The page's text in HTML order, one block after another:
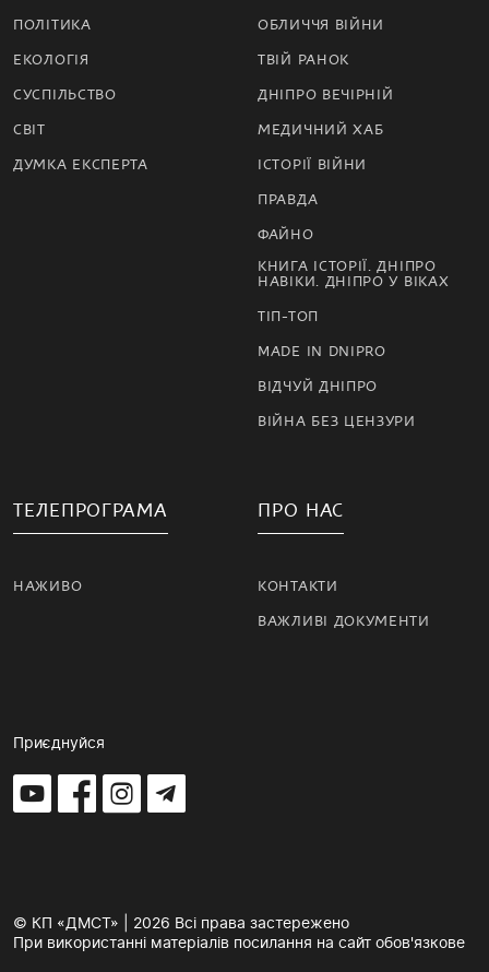
ПОЛІТИКА
ЕКОЛОГІЯ
СУСПІЛЬСТВО
СВІТ
ДУМКА ЕКСПЕРТА
ОБЛИЧЧЯ ВІЙНИ
ТВІЙ РАНОК
ДНІПРО ВЕЧІРНІЙ
МЕДИЧНИЙ ХАБ
ІСТОРІЇ ВІЙНИ
ПРАВДА
ФАЙНО
КНИГА ІСТОРІЇ. ДНІПРО
НАВІКИ. ДНІПРО У ВІКАХ
ТІП-ТОП
MADE IN DNIPRO
ВІДЧУЙ ДНІПРО
ВІЙНА БЕЗ ЦЕНЗУРИ
ТЕЛЕПРОГРАМА
НАЖИВО
ПРО НАС
КОНТАКТИ
ВАЖЛИВІ ДОКУМЕНТИ
Приєднуйся
© КП «ДМСТ» | 2026 Всі права застережено
При використанні матеріалів посилання на сайт обов'язкове